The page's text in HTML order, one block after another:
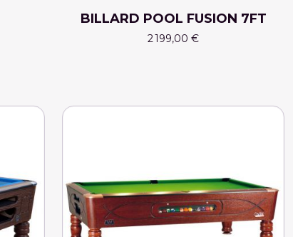
BILLARD POOL FUSION 7FT
2 199,00 €